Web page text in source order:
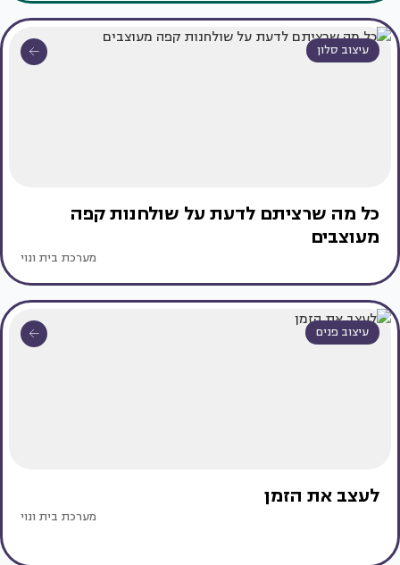
עיצוב סלון
כל מה שרציתם לדעת על שולחנות קפה
מעוצבים
מערכת בית ונוי
עיצוב פנים
לעצב את הזמן
מערכת בית ונוי